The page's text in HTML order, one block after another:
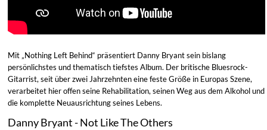
Mit „Nothing Left Behind“ präsentiert Danny Bryant sein bislang
persönlichstes und thematisch tiefstes Album. Der britische Bluesrock-
Gitarrist, seit über zwei Jahrzehnten eine feste Größe in Europas Szene,
verarbeitet hier offen seine Rehabilitation, seinen Weg aus dem Alkohol und
die komplette Neuausrichtung seines Lebens.
Danny Bryant - Not Like The Others